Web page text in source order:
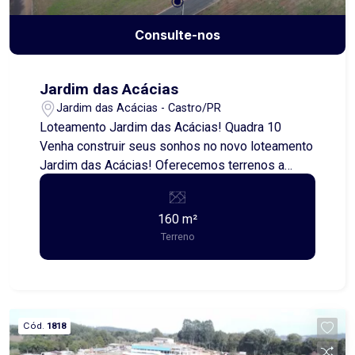
Consulte-nos
Jardim das Acácias
Jardim das Acácias - Castro/PR
Loteamento Jardim das Acácias! Quadra 10
Venha construir seus sonhos no novo loteamento
Jardim das Acácias! Oferecemos terrenos a
partir de 160,00 metros quadrados, perfeitos
para quem busca uma excelente oportunidade de
investimento ou de morar em uma região
tranquila e com fácil acesso às comodidades da
cidade. Aproveite essa chance de garantir seu
para o seu conforto e bem-estar. Entre em
contato e saiba mais!
160 m²
Terreno
Cód. 1818